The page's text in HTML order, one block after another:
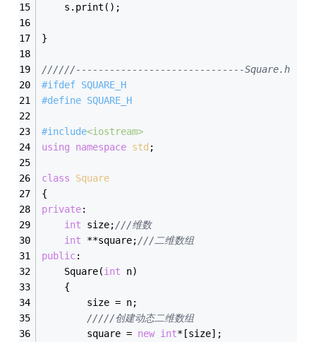
	s.print();
}
//////------------------------------Square.h
#ifdef SQUARE_H
#define SQUARE_H
#include<iostream>
using
namespace std ;
class
Square
{
private:
int size;///维数
int **square;///二维数组
public:
	Square(
int n)
	{
		size = n;
/////创建动态二维数组
		square =
new int*[size];